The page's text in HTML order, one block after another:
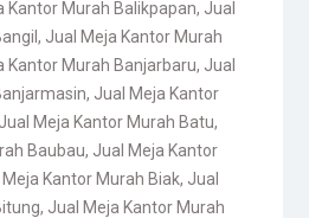
Kantor Murah Balikpapan, Jual
, Jual Meja Kantor Murah
Kantor Murah Banjarbaru, Jual
, Jual Meja Kantor
Jual Meja Kantor Murah Batu,
Baubau, Jual Meja Kantor
Kantor Murah Biak, Jual
, Jual Meja Kantor Murah